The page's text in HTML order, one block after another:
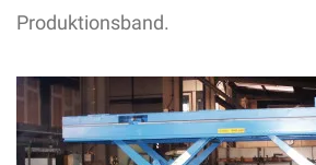
Produktionsband.